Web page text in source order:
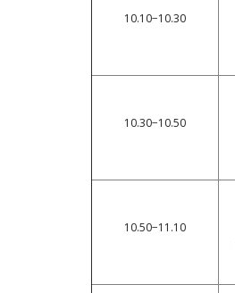
10.10−10.30
10.30−10.50
10.50−11.10